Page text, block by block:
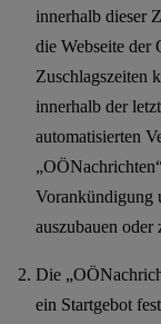
innerhalb dieser
die Webseite der
Zuschlagszeiten
innerhalb der
automatisierten
Vorankündigung
auszubauen oder
Die
ein Startgebot